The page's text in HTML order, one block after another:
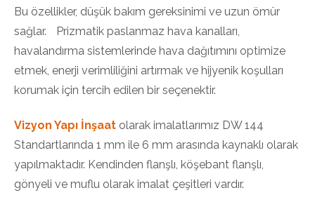
Bu özellikler, düşük bakım gereksinimi ve uzun ömür
sağlar. Prizmatik paslanmaz hava kanalları,
havalandırma sistemlerinde hava dağıtımını optimize
etmek, enerji verimliliğini artırmak ve hijyenik koşulları
korumak için tercih edilen bir seçenektir.
Vizyon Yapı İnşaat olarak imalatlarımız DW 144
Standartlarında 1 mm ile 6 mm arasında kaynaklı olarak
yapılmaktadır. Kendinden flanşlı, köşebant flanşlı,
gönyeli ve muflu olarak imalat çeşitleri vardır.